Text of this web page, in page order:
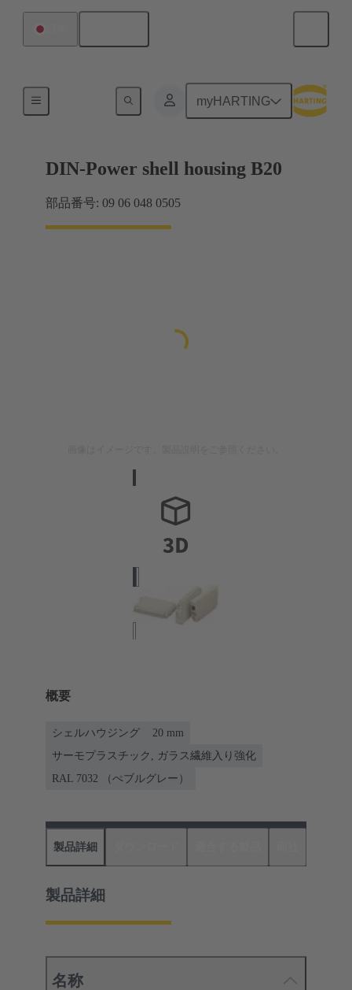
myHARTING
DIN-Power shell housing B20
部品番号: 09 06 048 0505
概要
シェルハウジング
20 mm
サーモプラスチック, ガラス繊維入り強化
RAL 7032 （ぺブルグレー）
製品詳細
製品詳細
名称